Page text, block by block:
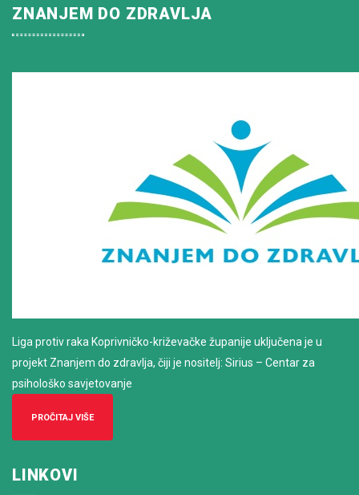
ZNANJEM DO ZDRAVLJA
Liga protiv raka Koprivničko-križevačke županije uključena je u
projekt Znanjem do zdravlja, čiji je nositelj: Sirius – Centar za
psihološko savjetovanje
PROČITAJ VIŠE
LINKOVI